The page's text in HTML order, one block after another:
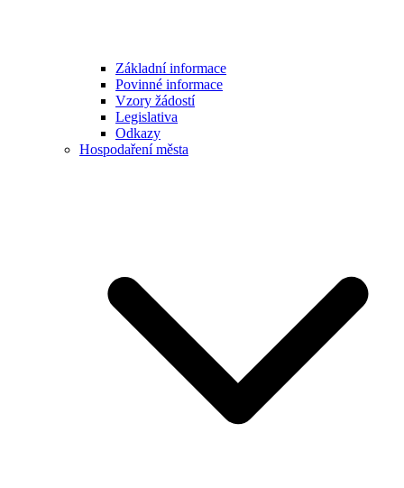
Základní informace
Povinné informace
Vzory žádostí
Legislativa
Odkazy
Hospodaření města